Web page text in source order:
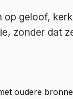
geloof,
zonder dat
oudere